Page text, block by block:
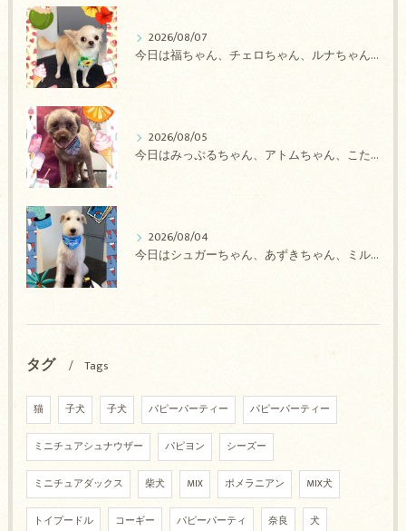
2026/08/07
今日は福ちゃん、チェロちゃん、ルナちゃん、Royちゃん、アネラちゃん、ポコちゃんのトリミングの紹介です【奈良のエース動物病院】
2026/08/05
今日はみっぷるちゃん、アトムちゃん、こたろうちゃん、ルルちゃん、アンジュちゃん、がぶちゃんのトリミングの紹介です【奈良のエース動物病院】
2026/08/04
今日はシュガーちゃん、あずきちゃん、ミルキーちゃん、コロンちゃん、ココちゃんのトリミングの紹介です【奈良のエース動物病院】
タグ Tags
猫 子犬 子犬 パピーパーティー パピーパーティー
ミニチュアシュナウザー パピヨン シーズー
ミニチュアダックス 柴犬 MIX ポメラニアン MIX犬
トイプードル コーギー パピーパーティ 奈良 犬